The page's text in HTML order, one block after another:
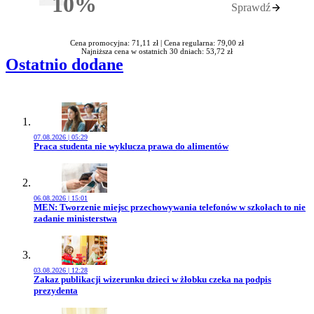
Rabatu Sprawdź
Cena promocyjna: 71,11 zł | Cena regularna: 79,00 zł
Najniższa cena w ostatnich 30 dniach: 53,72 zł
Ostatnio dodane
07.08.2026 | 05:29
Przejdź do artykułu:
Praca studenta nie wyklucza prawa do alimentów
06.08.2026 | 15:01
Przejdź do artykułu:
MEN: Tworzenie miejsc przechowywania telefonów w szkołach to nie
zadanie ministerstwa
03.08.2026 | 12:28
Przejdź do artykułu:
Zakaz publikacji wizerunku dzieci w żłobku czeka na podpis
prezydenta